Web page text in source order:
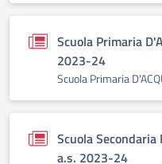
Scuola Primaria
2023-24
Scuola Primaria
Scuola
a.s. 2023-24